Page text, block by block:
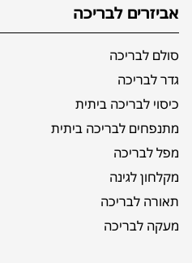
אביזרים לבריכה
סולם לבריכה
גדר לבריכה
כיסוי לבריכה ביתית
מתנפחים לבריכה ביתית
מפל לבריכה
מקלחון לגינה
תאורה לבריכה
מעקה לבריכה